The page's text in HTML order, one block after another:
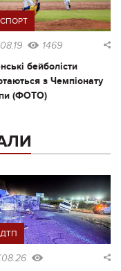
СПОРТ
1469
бейболісти
з Чемпіонату
(ФОТО)
ДТП